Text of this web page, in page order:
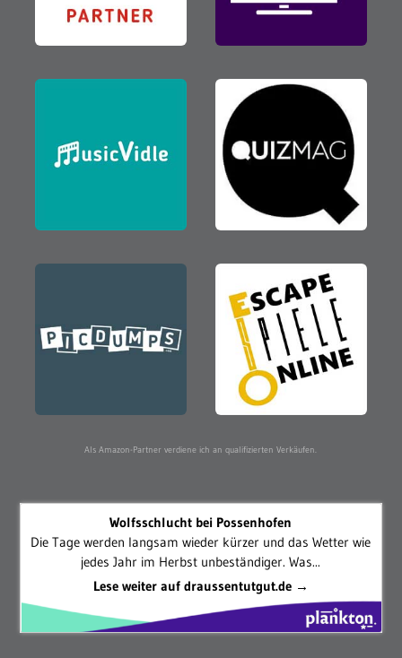
Als Amazon-Partner verdiene ich an qualifizierten Verkäufen.
Wolfsschlucht bei Possenhofen
Die Tage werden langsam wieder kürzer und das Wetter wie
jedes Jahr im Herbst unbeständiger. Was...
Lese weiter auf draussentutgut.de →